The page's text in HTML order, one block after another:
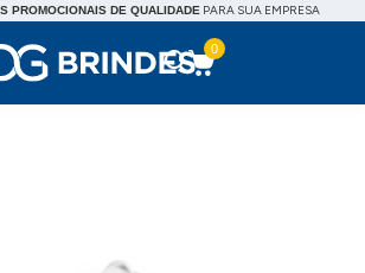
PROMOCIONAIS DE QUALIDADE PARA SUA EMPRESA
0